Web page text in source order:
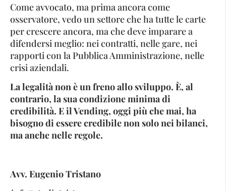
Come avvocato, ma prima ancora come
osservatore, vedo un settore che ha tutte le carte
per crescere ancora, ma che deve imparare a
difendersi meglio: nei contratti, nelle gare, nei
rapporti con la Pubblica Amministrazione, nelle
crisi aziendali.
La legalità non è un freno allo sviluppo. È, al
contrario, la sua condizione minima di
credibilità. E il Vending, oggi più che mai, ha
bisogno di essere credibile non solo nei bilanci,
ma anche nelle regole.
Avv. Eugenio Tristano